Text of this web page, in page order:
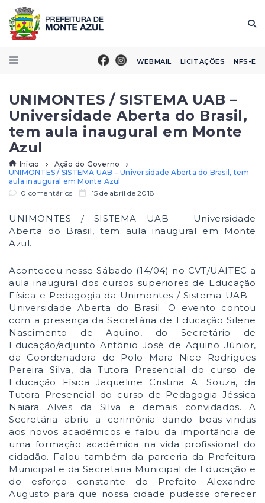
WEBMAIL LICITAÇÕES NFS-E
UNIMONTES / SISTEMA UAB –
Universidade Aberta do Brasil,
tem aula inaugural em Monte
Azul
Início
Ação do Governo
UNIMONTES / SISTEMA UAB – Universidade Aberta do Brasil, tem
aula inaugural em Monte Azul
0 comentários
15 de abril de 2018
UNIMONTES / SISTEMA UAB – Universidade
Aberta do Brasil, tem aula inaugural em Monte
Azul.
Aconteceu nesse Sábado (14/04) no CVT/UAITEC a
aula inaugural dos cursos superiores de Educação
Física e Pedagogia da Unimontes / Sistema UAB –
Universidade Aberta do Brasil. O evento contou
com a presença da Secretária de Educação Silene
Nascimento de Aquino, do Secretário de
Educação/adjunto Antônio José de Aquino Júnior,
da Coordenadora de Polo Mara Nice Rodrigues
Pereira Silva, da Tutora Presencial do curso de
Educação Física Jaqueline Cristina A. Souza, da
Tutora Presencial do curso de Pedagogia Jéssica
Naiara Alves da Silva e demais convidados. A
Secretária abriu a cerimônia dando boas-vindas
aos novos acadêmicos e falou da importância de
uma formação acadêmica na vida profissional do
cidadão. Falou também da parceria da Prefeitura
Municipal e da Secretaria Municipal de Educação e
do esforço constante do Prefeito Alexandre
Augusto para que nossa cidade pudesse oferecer